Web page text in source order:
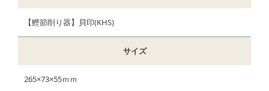
【鰹節削り器】貝印(KHS)
サイズ
265×73×55ｍｍ